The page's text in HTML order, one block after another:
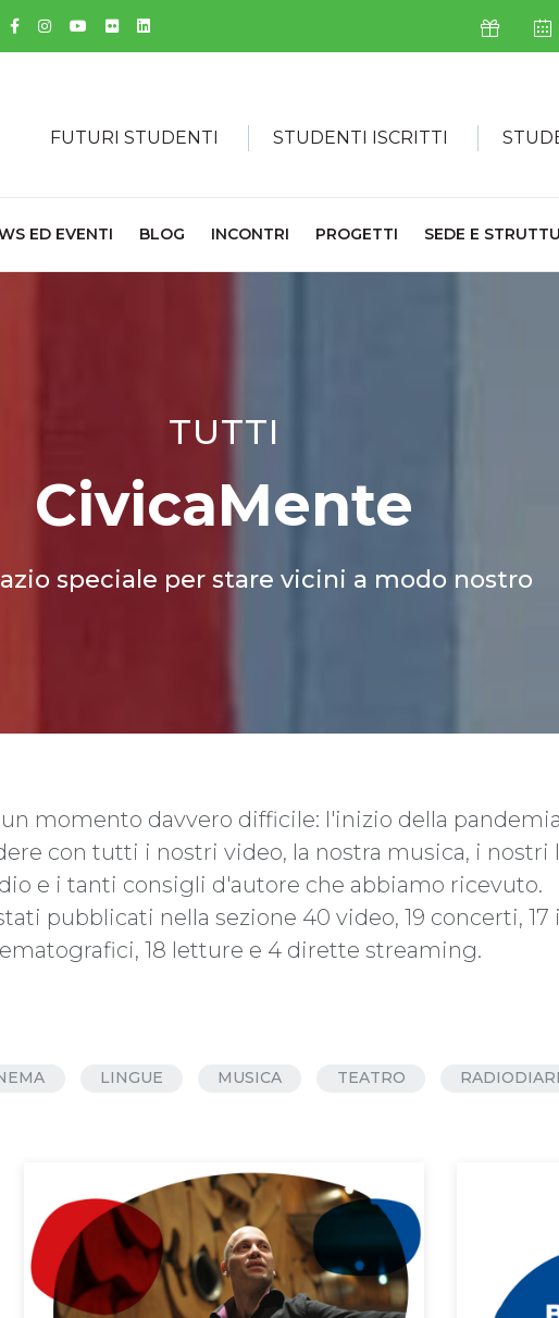
Facebook
Instagram
YouTube
Flickr Icona
FUTURI STUDENTI STUDENTI ISCRITTI
ED EVENTI BLOG INCONTRI PROGETTI SEDE E
TUTTI
CivicaMente
speciale per stare vicini a modo nostro
momento davvero difficile: l'inizio della
con tutti i nostri video, la nostra musica, i nostri
e i tanti consigli d'autore che abbiamo ricevuto.
pubblicati nella sezione 40 video, 19 concerti,
18 letture e 4 dirette streaming.
LINGUE MUSICA TEATRO